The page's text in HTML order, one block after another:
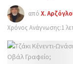
από Χ.
Χρόνος Ανάγνωσης:1